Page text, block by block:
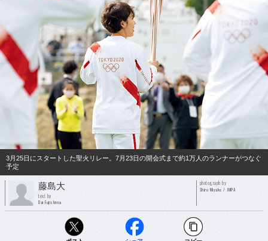
3月25日にスタートした聖火リレー。7月23日の開会式まで約1万人のランナーがつなぐ
予定
藤島大
text by
Dai Fujishima
photograph by
Shiro Miyake / JMPA